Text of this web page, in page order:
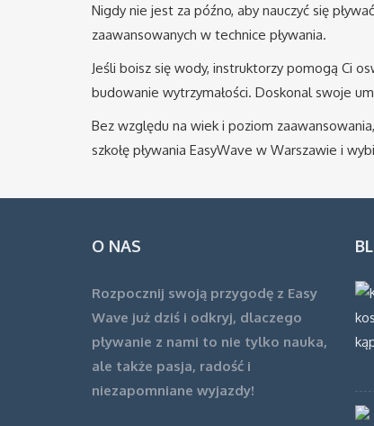
Nigdy nie jest za późno, aby nauczyć się
zaawansowanych w technice pływania.
Jeśli boisz się wody, instruktorzy pomogą Ci
budowanie wytrzymałości. Doskonal swoje
Bez względu na wiek i poziom
szkołę pływania EasyWave w Warszawie i
O NAS
Rozpocznij swoją przygodę z Easy
Wave już dziś i odkryj, dlaczego
pływanie z nami to nie tylko nauka,
ale także pasja, radość i
niezapomniane wyjazdy!